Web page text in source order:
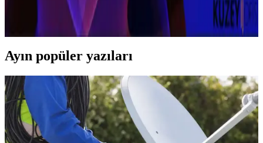
Kablosuz mouse kullanımı, konfor ve düzen sağlar. Pil ömrü,
bağlantı stabilitesi ve ergonomi önemli faktörlerdir.
Ayın popüler yazıları